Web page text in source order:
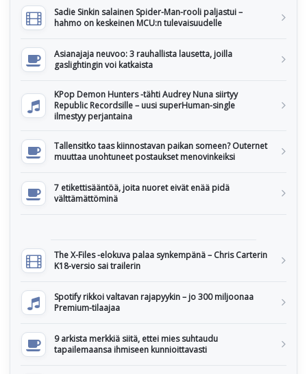
Sadie Sinkin salainen Spider-Man-rooli paljastui –
hahmo on keskeinen MCU:n tulevaisuudelle
Asianajaja neuvoo: 3 rauhallista lausetta, joilla
gaslightingin voi katkaista
KPop Demon Hunters -tähti Audrey Nuna siirtyy
Republic Recordsille – uusi superHuman-single
ilmestyy perjantaina
Tallensitko taas kiinnostavan paikan someen? Outernet
muuttaa unohtuneet postaukset menovinkeiksi
7 etikettisääntöä, joita nuoret eivät enää pidä
välttämättöminä
The X-Files -elokuva palaa synkempänä – Chris Carterin
K18-versio sai trailerin
Spotify rikkoi valtavan rajapyykin – jo 300 miljoonaa
Premium-tilaajaa
9 arkista merkkiä siitä, ettei mies suhtaudu
tapailemaansa ihmiseen kunnioittavasti